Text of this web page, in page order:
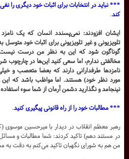
*** نباید در انتخابات برای اثبات خود دیگری را
کند.
ایشان افزودند: نمی‌پسندد انسان که یک نامزد
تلویزیونی و غیر تلویزیونی برای اثبات خود
گوناگون شود که این به نظر من درست نیست.
مخالفتی ندارم، اما سعی کنید این‌ها در چارچوب
نامزد‌ها طرفدارانی دارند که بعضا متعصب و
مورد نظر خود) هستند. اما مواظب باشد که
نینجامد و نگذارید دشمن آرمان از شما سوء
*** مطالبات خود را از راه قانونی پیگیری کنید.
رهبر معظم انقلاب در دیدار با میرحسین موسوی
در مستند دهم) تاکید کردند: شما مطالبات و مسائل
من هم به شورای نگهبان تاکید می‌کنم به دقت به